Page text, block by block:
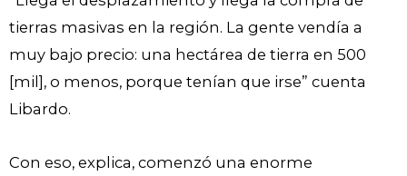
tierras masivas en la región. La gente vendía a
muy bajo precio: una hectárea de tierra en 500
[mil], o menos, porque tenían que irse” cuenta
Libardo.
Con eso, explica, comenzó una enorme